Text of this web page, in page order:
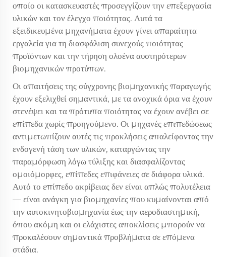
οποίο οι κατασκευαστές προσεγγίζουν την επεξεργασία
υλικών και τον έλεγχο ποιότητας. Αυτά τα
εξειδικευμένα μηχανήματα έχουν γίνει απαραίτητα
εργαλεία για τη διασφάλιση συνεχούς ποιότητας
προϊόντων και την τήρηση ολοένα αυστηρότερων
βιομηχανικών προτύπων.
Οι απαιτήσεις της σύγχρονης βιομηχανικής παραγωγής
έχουν εξελιχθεί σημαντικά, με τα ανοχικά όρια να έχουν
στενέψει και τα πρότυπα ποιότητας να έχουν ανέβει σε
επίπεδα χωρίς προηγούμενο. Οι μηχανές επιπεδώσεως
αντιμετωπίζουν αυτές τις προκλήσεις απαλείφοντας την
ενδογενή τάση των υλικών, καταργώντας την
παραμόρφωση λόγω τύλιξης και διασφαλίζοντας
ομοιόμορφες, επίπεδες επιφάνειες σε διάφορα υλικά.
Αυτό το επίπεδο ακρίβειας δεν είναι απλώς πολυτέλεια
— είναι ανάγκη για βιομηχανίες που κυμαίνονται από
την αυτοκινητοβιομηχανία έως την αεροδιαστημική,
όπου ακόμη και οι ελάχιστες αποκλίσεις μπορούν να
προκαλέσουν σημαντικά προβλήματα σε επόμενα
στάδια.